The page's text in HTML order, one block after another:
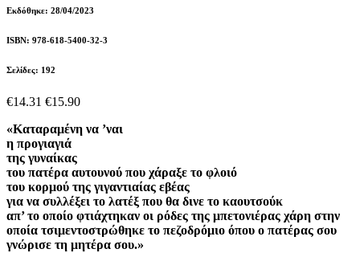
Εκδόθηκε: 28/04/2023
ISBN: 978-618-5400-32-3
Σελίδες: 192
€14.31 €15.90
«Καταραμένη να ’ναι
η προγιαγιά
της γυναίκας
του πατέρα αυτουνού που χάραξε το φλοιό
του κορμού της γιγαντιαίας εβέας
για να συλλέξει το λατέξ που θα δινε το καουτσούκ
απ’ το οποίο φτιάχτηκαν οι ρόδες της μπετονιέρας χάρη στην
οποία τσιμεντοστρώθηκε το πεζοδρόμιο όπου ο πατέρας σου
γνώρισε τη μητέρα σου.»